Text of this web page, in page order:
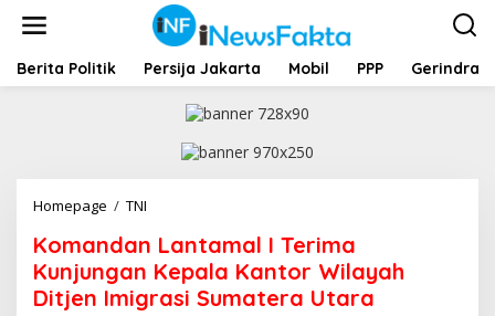
t
Berita Politik Persija Jakarta Mobil PPP Gerindra
Homepage / TNI
m
a
n
d
Komandan Lantamal I Terima
Kunjungan Kepala Kantor Wilayah
Ditjen Imigrasi Sumatera Utara